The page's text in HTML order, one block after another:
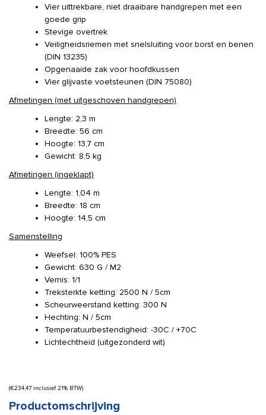
Vier uittrekbare, niet draaibare handgrepen met een
goede grip
Stevige overtrek
Veiligheidsriemen met snelsluiting voor borst en benen
(DIN 13235)
Opgenaaide zak voor hoofdkussen
Vier glijvaste voetsteunen (DIN 75080)
Afmetingen (met uitgeschoven handgrepen)
Lengte: 2,3 m
Breedte: 56 cm
Hoogte: 13,7 cm
Gewicht: 8,5 kg
Afmetingen (ingeklapt)
Lengte: 1,04 m
Breedte: 18 cm
Hoogte: 14,5 cm
Samenstelling
Weefsel: 100% PES
Gewicht: 630 G / M2
Vernis: 1/1
Treksterkte ketting: 2500 N / 5cm
Scheurweerstand ketting: 300 N
Hechting: N / 5cm
Temperatuurbestendigheid: -30C / +70C
Lichtechtheid (uitgezonderd wit)
(€234,47 inclusief 21% BTW)
Productomschrijving